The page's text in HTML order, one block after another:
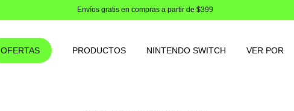
Envíos gratis en compras a partir de $399
OFERTAS PRODUCTOS NINTENDO SWITCH VER POR